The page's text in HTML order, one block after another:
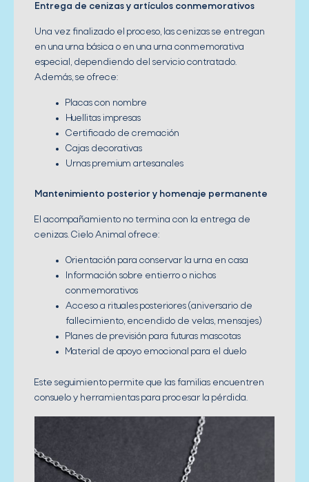
Entrega de cenizas y artículos conmemorativos
Una vez finalizado el proceso, las cenizas se entregan
en una urna básica o en una urna conmemorativa
especial, dependiendo del servicio contratado.
Además, se ofrece:
Placas con nombre
Huellitas impresas
Certificado de cremación
Cajas decorativas
Urnas premium artesanales
Mantenimiento posterior y homenaje permanente
El acompañamiento no termina con la entrega de
cenizas. Cielo Animal ofrece:
Orientación para conservar la urna en casa
Información sobre entierro o nichos
conmemorativos
Acceso a rituales posteriores (aniversario de
fallecimiento, encendido de velas, mensajes)
Planes de previsión para futuras mascotas
Material de apoyo emocional para el duelo
Este seguimiento permite que las familias encuentren
consuelo y herramientas para procesar la pérdida.